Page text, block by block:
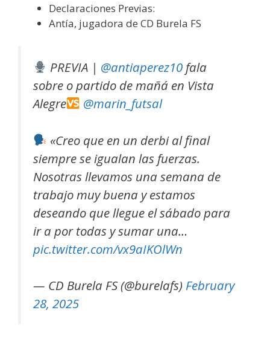
Declaraciones Previas:
Antía, jugadora de CD Burela FS
PREVIA | @antiaperez10 fala
sobre o partido de mañá en Vista
Alegre
@marin_futsal
«Creo que en un derbi al final
siempre se igualan las fuerzas.
Nosotras llevamos una semana de
trabajo muy buena y estamos
deseando que llegue el sábado para
ir a por todas y sumar una…
pic.twitter.com/vx9aIKOlWn
— CD Burela FS (@burelafs) February
28, 2025